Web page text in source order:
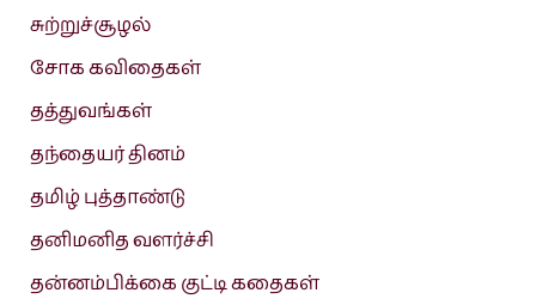
சுற்றுச்சூழல்
சோக கவிதைகள்
தத்துவங்கள்
தந்தையர் தினம்
தமிழ் புத்தாண்டு
தனிமனித வளர்ச்சி
தன்னம்பிக்கை குட்டி கதைகள்